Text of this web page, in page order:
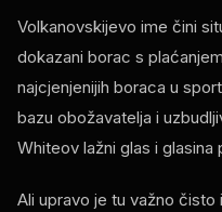
Volkanovskijevo ime čini
dokazani borac s
najcjenjenijih boraca u
bazu obožavatelja i
Whiteov lažni glas i glasina
Ali upravo je tu važno čisto